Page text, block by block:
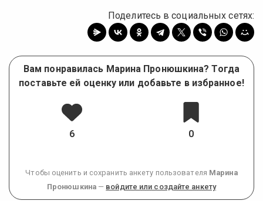
Поделитесь в социальных сетях:
Вам понравилась Марина Пронюшкина? Тогда
поставьте ей оценку или добавьте в избранное!
6 0
Чтобы оценить и сохранить анкету пользователя Марина
Пронюшкина— войдите или создайте анкету